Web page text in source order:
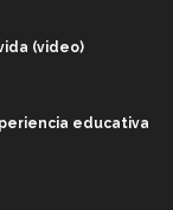
(video)
educativa